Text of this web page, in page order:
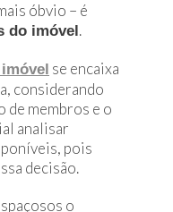
óbvio – é
do imóvel .
se encaixa
considerando
de membros e o
analisar
pois
decisão.
o